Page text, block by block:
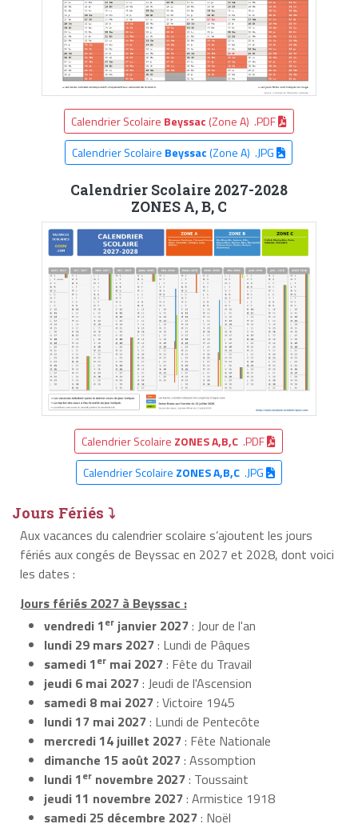
Calendrier Scolaire Beyssac (Zone A) .PDF
Calendrier Scolaire Beyssac(Zone A) .JPG
Calendrier Scolaire 2027-2028
ZONES A, B, C
Calendrier Scolaire ZONES A,B,C .PDF
Calendrier Scolaire ZONES A,B,C.JPG
Jours Fériés ⤵
Aux vacances du calendrier scolaire s’ajoutent les jours
fériés aux congés de Beyssac en 2027 et 2028, dont voici
les dates :
Jours fériés 2027 à Beyssac :
vendredi 1er janvier 2027: Jour de l'an
lundi 29 mars 2027: Lundi de Pâques
samedi 1er mai 2027: Fête du Travail
jeudi 6 mai 2027: Jeudi de l'Ascension
samedi 8 mai 2027: Victoire 1945
lundi 17 mai 2027: Lundi de Pentecôte
mercredi 14 juillet 2027: Fête Nationale
dimanche 15 août 2027: Assomption
lundi 1er novembre 2027: Toussaint
jeudi 11 novembre 2027: Armistice 1918
samedi 25 décembre 2027: Noël